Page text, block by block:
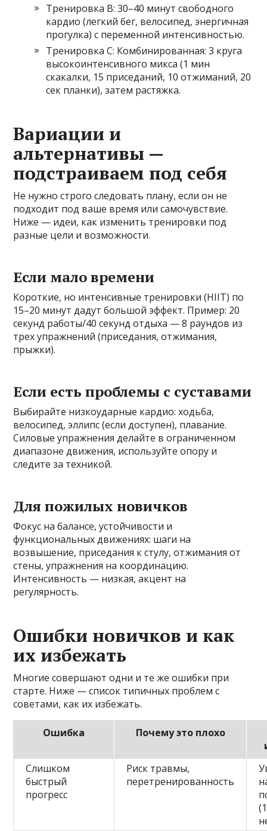
Тренировка B: 30–40 минут свободного
кардио (легкий бег, велосипед, энергичная
прогулка) с переменной интенсивностью.
Тренировка C: Комбинированная: 3 круга
высокоинтенсивного микса (1 мин
скакалки, 15 приседаний, 10 отжиманий, 20
сек планки), затем растяжка.
Вариации и
альтернативы —
подстраиваем под себя
Не нужно строго следовать плану, если он не
подходит под ваше время или самочувствие.
Ниже — идеи, как изменить тренировки под
разные цели и возможности.
Если мало времени
Короткие, но интенсивные тренировки (HIIT) по
15–20 минут дадут большой эффект. Пример: 20
секунд работы/40 секунд отдыха — 8 раундов из
трех упражнений (приседания, отжимания,
прыжки).
Если есть проблемы с суставами
Выбирайте низкоударные кардио: ходьба,
велосипед, эллипс (если доступен), плавание.
Силовые упражнения делайте в ограниченном
диапазоне движения, используйте опору и
следите за техникой.
Для пожилых новичков
Фокус на балансе, устойчивости и
функциональных движениях: шаги на
возвышение, приседания к стулу, отжимания от
стены, упражнения на координацию.
Интенсивность — низкая, акцент на
регулярность.
Ошибки новичков и как
их избежать
Многие совершают одни и те же ошибки при
старте. Ниже — список типичных проблем с
советами, как их избежать.
Ошибка
Почему это плохо
Слишком
быстрый
прогресс
Риск травмы,
перетренированность